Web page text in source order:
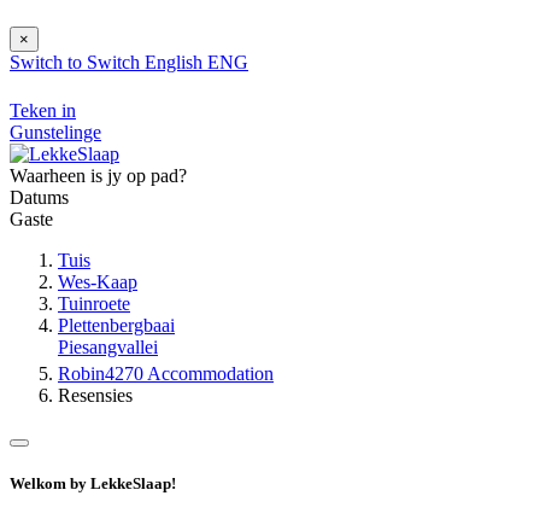
×
Switch to Switch English ENG
Teken in
Gunstelinge
Waarheen is jy op pad?
Datums
Gaste
Tuis
Wes-Kaap
Tuinroete
Plettenbergbaai
Piesangvallei
Robin4270 Accommodation
Resensies
Welkom by LekkeSlaap!